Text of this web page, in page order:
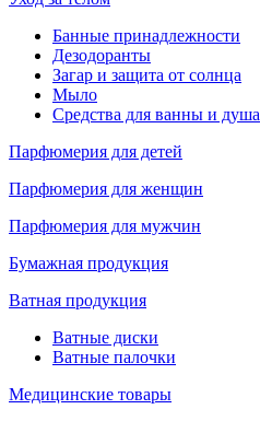
Банные принадлежности
Дезодоранты
Загар и защита от солнца
Мыло
Средства для ванны и душа
Парфюмерия для детей
Парфюмерия для женщин
Парфюмерия для мужчин
Бумажная продукция
Ватная продукция
Ватные диски
Ватные палочки
Медицинские товары